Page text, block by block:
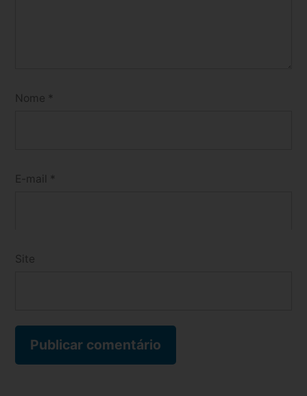
Nome *
E-mail *
Site